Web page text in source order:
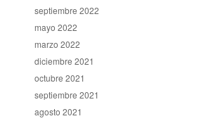
septiembre 2022
mayo 2022
marzo 2022
diciembre 2021
octubre 2021
septiembre 2021
agosto 2021